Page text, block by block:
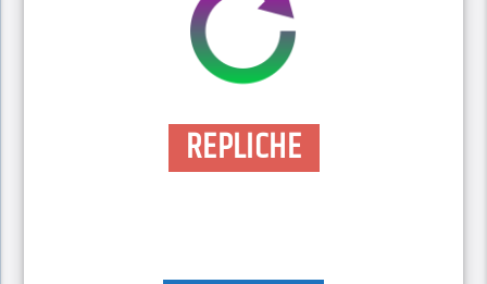
REPLICHE